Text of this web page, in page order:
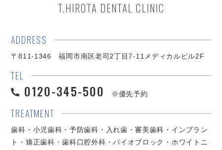
T.HIROTA DENTAL CLINIC
ADDRESS
〒811-1346 福岡市南区老司2丁目7-11メディカルビル2F
TEL
0120-345-500 ※優先予約
TREATMENT
歯科・小児歯科・予防歯科・入れ歯・審美歯科・インプラン
ト・矯正歯科・歯科口腔外科・バイオブロック・ホワイトニ